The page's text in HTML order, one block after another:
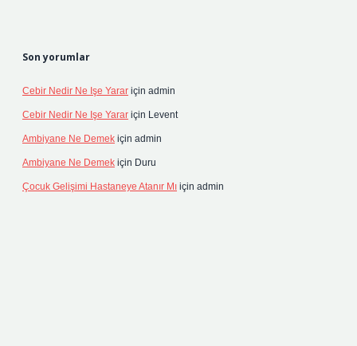
Son yorumlar
Cebir Nedir Ne Işe Yarar için admin
Cebir Nedir Ne Işe Yarar için Levent
Ambiyane Ne Demek için admin
Ambiyane Ne Demek için Duru
Çocuk Gelişimi Hastaneye Atanır Mı için admin